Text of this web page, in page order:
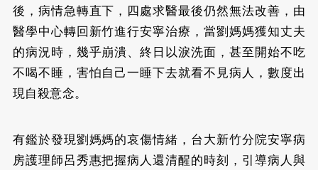
後，病情急轉直下，四處求醫最後仍然無法改善，由
醫學中心轉回新竹進行安寧治療，當劉媽媽獲知丈夫
的病況時，幾乎崩潰、終日以淚洗面，甚至開始不吃
不喝不睡，害怕自己一睡下去就看不見病人，數度出
現自殺意念。
有鑑於發現劉媽媽的哀傷情緒，台大新竹分院安寧病
房護理師呂秀惠把握病人還清醒的時刻，引導病人與